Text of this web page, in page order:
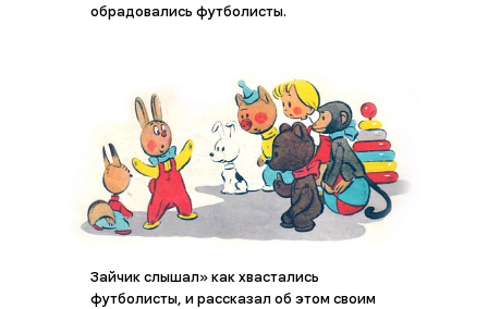
обрадовались футболисты.
Зайчик слышал» как хвастались
футболисты, и рассказал об этом своим